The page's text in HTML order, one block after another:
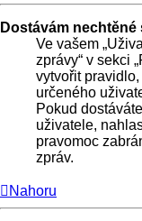
Dostávám
Ve vašem
zprávy“ v sekci
vytvořit
určeného
Pokud
uživatele,
pravomoc
zpráv.
Nahoru